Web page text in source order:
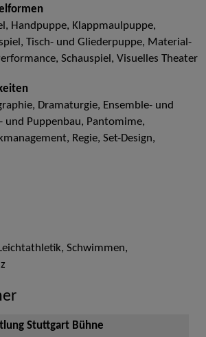
Handpuppe, Klappmaulpuppe,
Tisch- und Gliederpuppe, Material-
Schauspiel, Visuelles Theater
Dramaturgie, Ensemble- und
und Puppenbau, Pantomime,
Regie, Set-Design,
Schwimmen,
Stuttgart Bühne